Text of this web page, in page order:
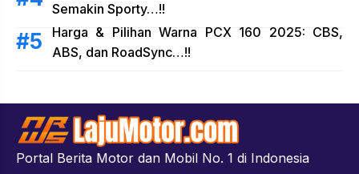
Semakin Sporty…!!
Harga & Pilihan Warna PCX 160 2025: CBS,
ABS, dan RoadSync…!!
Portal Berita Motor dan Mobil No. 1 di Indonesia